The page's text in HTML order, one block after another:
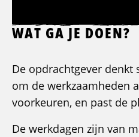
WAT GA JE DOEN?
De opdrachtgever denkt
om de werkzaamheden
voorkeuren, en past de
De werkdagen zijn van